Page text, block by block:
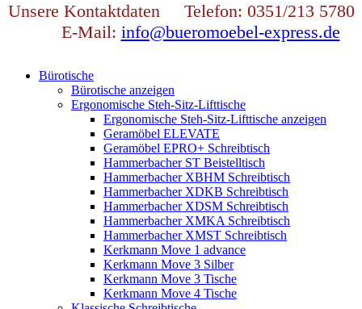
Unsere Kontaktdaten Telefon: 0351/213 5780
E-Mail: info@bueromoebel-express.de
Bürotische
Bürotische anzeigen
Ergonomische Steh-Sitz-Lifttische
Ergonomische Steh-Sitz-Lifttische anzeigen
Geramöbel ELEVATE
Geramöbel EPRO+ Schreibtisch
Hammerbacher ST Beistelltisch
Hammerbacher XBHM Schreibtisch
Hammerbacher XDKB Schreibtisch
Hammerbacher XDSM Schreibtisch
Hammerbacher XMKA Schreibtisch
Hammerbacher XMST Schreibtisch
Kerkmann Move 1 advance
Kerkmann Move 3 Silber
Kerkmann Move 3 Tische
Kerkmann Move 4 Tische